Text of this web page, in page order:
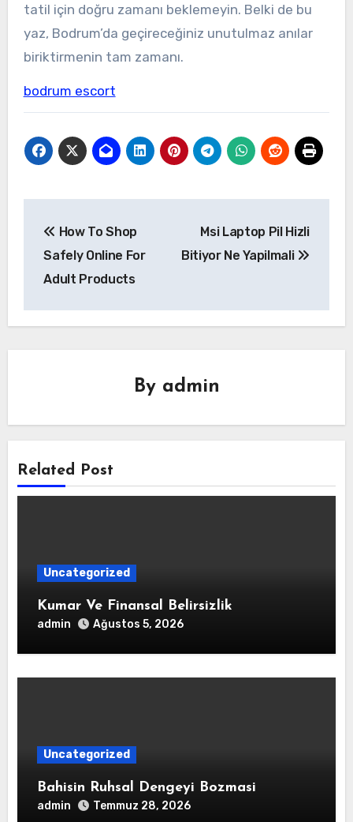
tatil için doğru zamanı beklemeyin. Belki de bu
yaz, Bodrum’da geçireceğiniz unutulmaz anılar
biriktirmenin tam zamanı.
bodrum escort
gezinmesi
How To Shop
Safely Online For
Adult Products
Msi Laptop Pil Hizli
Bitiyor Ne Yapilmali
By admin
Related Post
Uncategorized
Kumar Ve Finansal Belirsizlik
admin Ağustos 5, 2026
Uncategorized
Bahisin Ruhsal Dengeyi Bozmasi
admin Temmuz 28, 2026